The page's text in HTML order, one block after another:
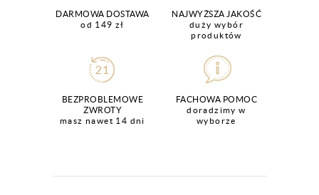
DARMOWA DOSTAWA
od 149 zł
NAJWYŻSZA JAKOŚĆ
duży wybór
produktów
BEZPROBLEMOWE
ZWROTY
masz nawet 14 dni
FACHOWA POMOC
doradzimy w
wyborze